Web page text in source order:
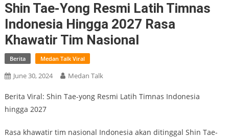
Shin Tae-Yong Resmi Latih Timnas
Indonesia Hingga 2027 Rasa
Khawatir Tim Nasional
Berita Medan Talk Viral
June 30, 2024 Medan Talk
Berita Viral: Shin Tae-yong Resmi Latih Timnas Indonesia
hingga 2027
Rasa khawatir tim nasional Indonesia akan ditinggal Shin Tae-